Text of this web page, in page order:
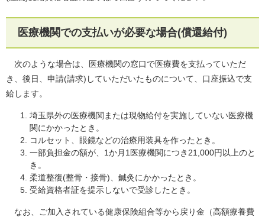
医療機関での支払いが必要な場合(償還給付)
次のような場合は、医療機関の窓口で医療費を支払っていただ
き、後日、申請(請求)していただいたものについて、口座振込で支
給します。
埼玉県外の医療機関または現物給付を実施していない医療機
関にかかったとき。
コルセット、眼鏡などの治療用装具を作ったとき。
一部負担金の額が、1か月1医療機関につき21,000円以上のと
き。
柔道整復(整骨・接骨)、鍼灸にかかったとき。
受給資格者証を提示しないで受診したとき。
なお、ご加入されている健康保険組合等から戻り金（高額療養費